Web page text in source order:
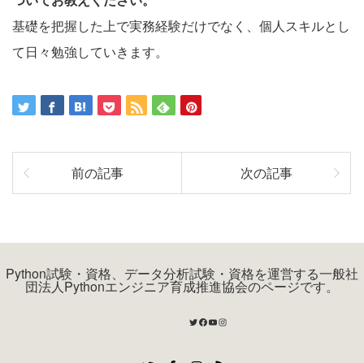
基礎を把握した上で実務経験だけでなく、個人スキルとし
て日々勉強していきます。
前の記事 次の記事
Python試験・資格、データ分析試験・資格を運営する一般社
団法人Pythonエンジニア育成推進協会のページです。
Twitter
Facebook
YouTube
Instagram
RSS